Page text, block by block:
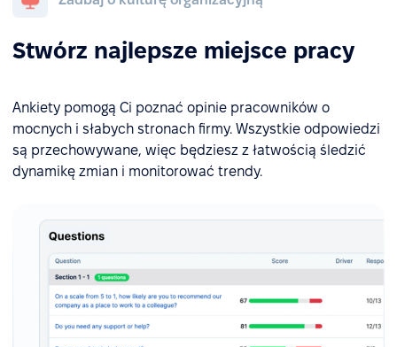
Stwórz najlepsze miejsce pracy
Ankiety pomogą Ci poznać opinie pracowników o
mocnych i słabych stronach firmy. Wszystkie odpowiedzi
są przechowywane, więc będziesz z łatwością śledzić
dynamikę zmian i monitorować trendy.